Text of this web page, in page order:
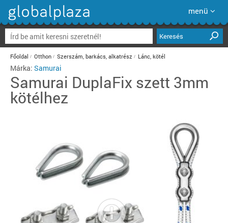
menü
Keresés
Főoldal Otthon Szerszám, barkács, alkatrész Lánc, kötél
Márka: Samurai
Samurai DuplaFix szett 3mm
kötélhez